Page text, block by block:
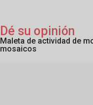
Dé su opinión
Maleta de actividad de
mosaicos